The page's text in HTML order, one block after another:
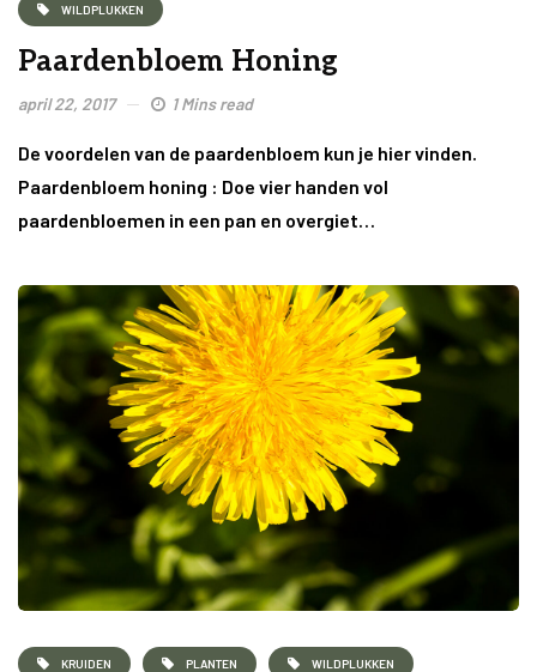
WILDPLUKKEN
Paardenbloem Honing
april 22, 2017 1 Mins read
De voordelen van de paardenbloem kun je hier vinden.
Paardenbloem honing : Doe vier handen vol
paardenbloemen in een pan en overgiet…
KRUIDEN PLANTEN WILDPLUKKEN